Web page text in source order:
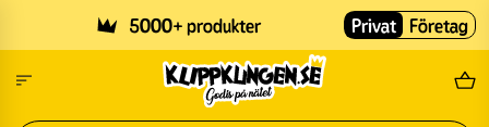
5000+ produkter Fri
Privat Företag